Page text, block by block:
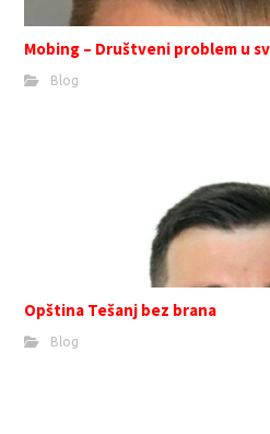
Mobing – Društveni problem u
Blog
Opština Tešanj bez brana
Blog